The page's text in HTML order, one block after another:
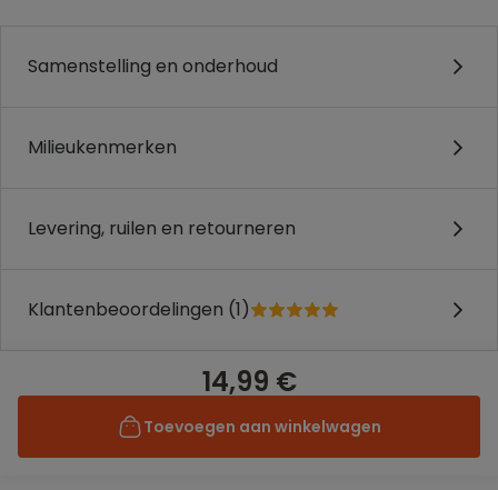
Samenstelling en onderhoud
Milieukenmerken
Levering, ruilen en retourneren
Klantenbeoordelingen (1)
14,99 €
Toevoegen aan winkelwagen